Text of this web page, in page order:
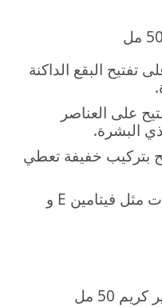
تفتيح البقع الداكنة
على العناصر
البشرة.
بتركيب خفيفة تعطي
غني بالعديد من الفيتامينات مثل فيتامين E و
50 مل